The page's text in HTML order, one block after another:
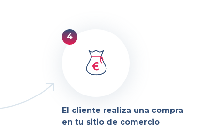
El cliente realiza una compra
en tu sitio de comercio